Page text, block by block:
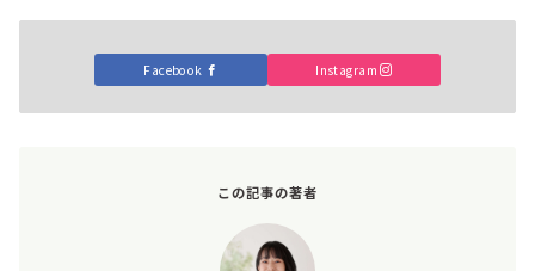
Facebook Instagram
この記事の著者